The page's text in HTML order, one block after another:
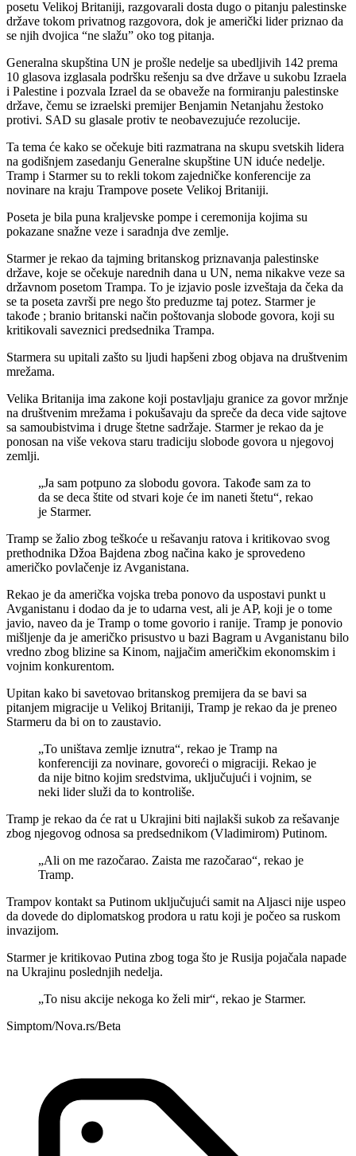
posetu Velikoj Britaniji, razgovarali dosta dugo o pitanju palestinske
države tokom privatnog razgovora, dok je američki lider priznao da
se njih dvojica “ne slažu” oko tog pitanja.
Generalna skupština UN je prošle nedelje sa ubedljivih 142 prema
10 glasova izglasala podršku rešenju sa dve države u sukobu Izraela
i Palestine i pozvala Izrael da se obaveže na formiranju palestinske
države, čemu se izraelski premijer Benjamin Netanjahu žestoko
protivi. SAD su glasale protiv te neobavezujuće rezolucije.
Ta tema će kako se očekuje biti razmatrana na skupu svetskih lidera
na godišnjem zasedanju Generalne skupštine UN iduće nedelje.
Tramp i Starmer su to rekli tokom zajedničke konferencije za
novinare na kraju Trampove posete Velikoj Britaniji.
Poseta je bila puna kraljevske pompe i ceremonija kojima su
pokazane snažne veze i saradnja dve zemlje.
Starmer je rekao da tajming britanskog priznavanja palestinske
države, koje se očekuje narednih dana u UN, nema nikakve veze sa
državnom posetom Trampa. To je izjavio posle izveštaja da čeka da
se ta poseta završi pre nego što preduzme taj potez. Starmer je
takođe ; branio britanski način poštovanja slobode govora, koji su
kritikovali saveznici predsednika Trampa.
Starmera su upitali zašto su ljudi hapšeni zbog objava na društvenim
mrežama.
Velika Britanija ima zakone koji postavljaju granice za govor mržnje
na društvenim mrežama i pokušavaju da spreče da deca vide sajtove
sa samoubistvima i druge štetne sadržaje. Starmer je rekao da je
ponosan na više vekova staru tradiciju slobode govora u njegovoj
zemlji.
„Ja sam potpuno za slobodu govora. Takođe sam za to
da se deca štite od stvari koje će im naneti štetu“, rekao
je Starmer.
Tramp se žalio zbog teškoće u rešavanju ratova i kritikovao svog
prethodnika Džoa Bajdena zbog načina kako je sprovedeno
američko povlačenje iz Avganistana.
Rekao je da američka vojska treba ponovo da uspostavi punkt u
Avganistanu i dodao da je to udarna vest, ali je AP, koji je o tome
javio, naveo da je Tramp o tome govorio i ranije. Tramp je ponovio
mišljenje da je američko prisustvo u bazi Bagram u Avganistanu bilo
vredno zbog blizine sa Kinom, najjačim američkim ekonomskim i
vojnim konkurentom.
Upitan kako bi savetovao britanskog premijera da se bavi sa
pitanjem migracije u Velikoj Britaniji, Tramp je rekao da je preneo
Starmeru da bi on to zaustavio.
„To uništava zemlje iznutra“, rekao je Tramp na
konferenciji za novinare, govoreći o migraciji. Rekao je
da nije bitno kojim sredstvima, uključujući i vojnim, se
neki lider služi da to kontroliše.
Tramp je rekao da će rat u Ukrajini biti najlakši sukob za rešavanje
zbog njegovog odnosa sa predsednikom (Vladimirom) Putinom.
„Ali on me razočarao. Zaista me razočarao“, rekao je
Tramp.
Trampov kontakt sa Putinom uključujući samit na Aljasci nije uspeo
da dovede do diplomatskog prodora u ratu koji je počeo sa ruskom
invazijom.
Starmer je kritikovao Putina zbog toga što je Rusija pojačala napade
na Ukrajinu poslednjih nedelja.
„To nisu akcije nekoga ko želi mir“, rekao je Starmer.
Simptom/Nova.rs/Beta